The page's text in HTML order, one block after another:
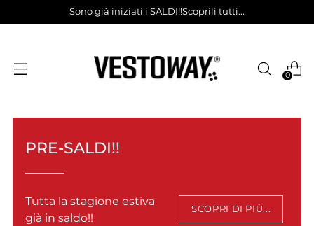
Sono già iniziati i SALDI!!Scoprili tutti...
0
PRE-SALDI!!
Tutta la stagione estiva
già in saldo!!
SCOPRI DI PIÙ...